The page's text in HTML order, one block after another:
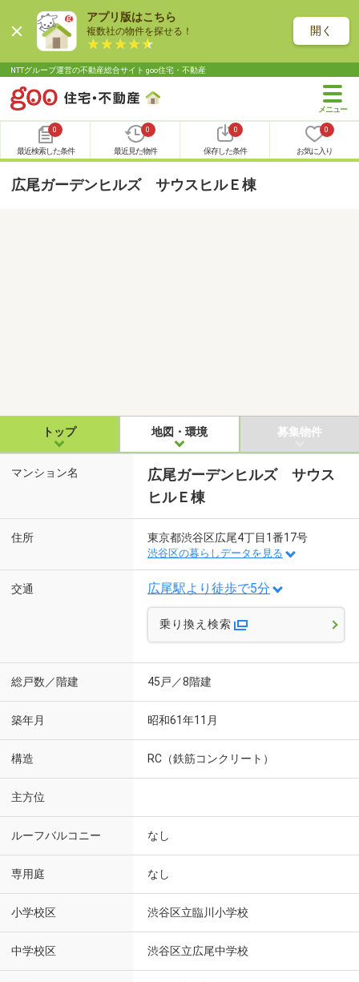
アプリ版はこちら
複数社の物件を探せる！ 開く
NTTグループ運営の不動産総合サイト goo住宅・不動産
0
最近検索した条件
0
最近見た物件
0
保存した条件
0
お気に入り
広尾ガーデンヒルズ サウスヒルＥ棟
トップ 地図・環境 募集物件
マンション名
広尾ガーデンヒルズ サウス
ヒルＥ棟
住所 東京都渋谷区広尾4丁目1番17号
渋谷区の暮らしデータを見る
交通 広尾駅より徒歩で5分
乗り換え検索
総戸数／階建 45戸／8階建
築年月 昭和61年11月
構造 RC（鉄筋コンクリート）
主方位
ルーフバルコニー なし
専用庭 なし
小学校区 渋谷区立臨川小学校
中学校区 渋谷区立広尾中学校